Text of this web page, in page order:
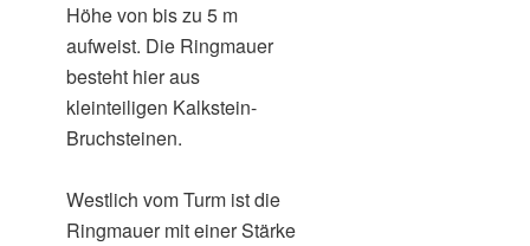
Höhe von bis zu 5 m
aufweist. Die Ringmauer
besteht hier aus
kleinteiligen Kalkstein-
Bruchsteinen.
Westlich vom Turm ist die
Ringmauer mit einer Stärke